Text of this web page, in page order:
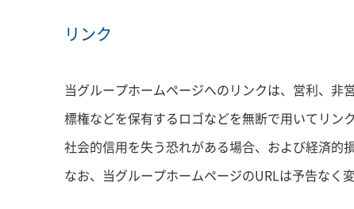
リンク
当グループホームページへのリンクは、営利、
標権などを保有するロゴなどを無断で用いてリン
社会的信用を失う恐れがある場合、および経済的
なお、当グループホームページのURLは予告なく